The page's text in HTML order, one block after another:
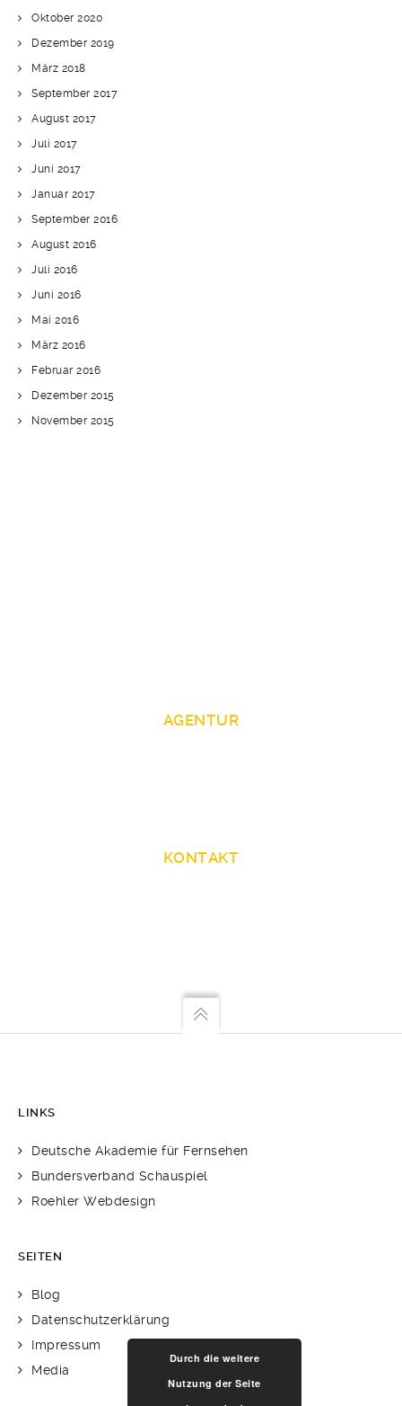
Oktober 2020
Dezember 2019
März 2018
September 2017
August 2017
Juli 2017
Juni 2017
Januar 2017
September 2016
August 2016
Juli 2016
Juni 2016
Mai 2016
März 2016
Februar 2016
Dezember 2015
November 2015
AGENTUR
KONTAKT
LINKS
Deutsche Akademie für Fernsehen
Bundersverband Schauspiel
Roehler Webdesign
SEITEN
Blog
Datenschutzerklärung
Impressum
Media
Durch die weitere
Nutzung der Seite